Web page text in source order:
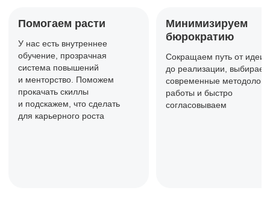
Помогаем расти
У нас есть внутреннее
обучение, прозрачная
система повышений
и менторство. Поможем
прокачать скиллы
и подскажем, что сделать
для карьерного роста
Минимизируем
бюрократию
Сокращаем путь от идеи
до реализации, выбираем
современные
работы и быстро
согласовываем